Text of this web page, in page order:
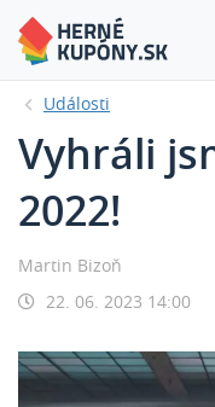
Události
Vyhráli
2022!
Martin Bizoň
22. 06. 2023 14:00